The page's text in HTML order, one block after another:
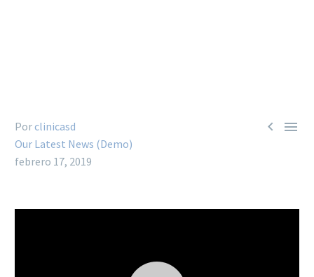
 
Porclinicasd
Our Latest News (Demo)
febrero 17, 2019